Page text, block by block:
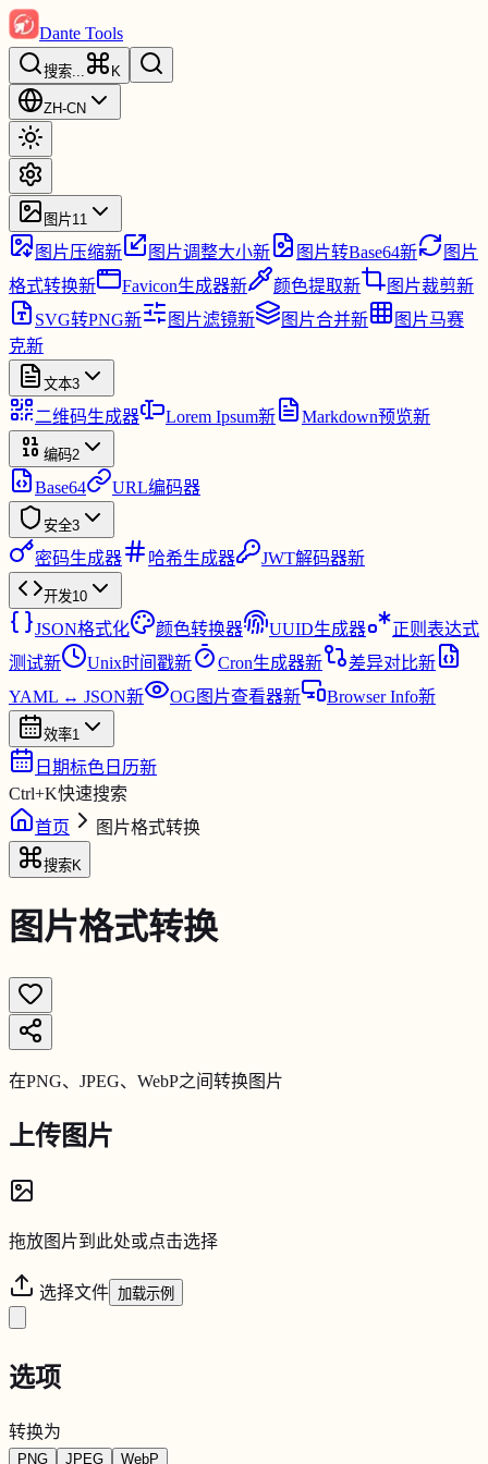
Dante Tools
搜索... K
ZH-CN
图片11
图片压缩新 图片调整大小新 图片转Base64新
图片
格式转换新 Favicon生成器新 颜色提取新 图片裁剪新
SVG转PNG新 图片滤镜新 图片合并新
图片马赛
克新
文本3
二维码生成器 Lorem Ipsum新 Markdown预览新
编码2
Base64 URL编码器
安全3
密码生成器 哈希生成器 JWT解码器新
开发10
JSON格式化 颜色转换器 UUID生成器
正则表达式
测试新 Unix时间戳新 Cron生成器新 差异对比新
YAML ↔ JSON新 OG图片查看器新 Browser Info新
效率1
日期标色日历新
Ctrl+K快速搜索
首页
图片格式转换
搜索K
图片格式转换
在PNG、JPEG、WebP之间转换图片
上传图片
拖放图片到此处或点击选择
选择文件 加载示例
选项
转换为
PNG JPEG WebP